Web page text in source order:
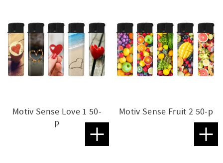
Motiv Sense Love 1 50-
p
Lägg till i favoriter
Motiv Sense Fruit 2 50-p